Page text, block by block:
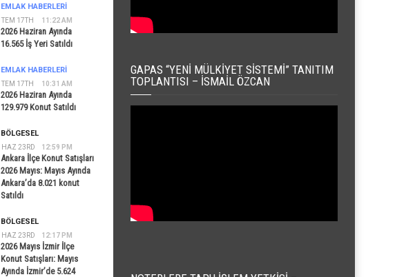
TEM 17TH 11:22 AM
EMLAK HABERLERI
2026 Haziran Ayında
16.565 İş Yeri Satıldı
TEM 17TH 10:31 AM
EMLAK HABERLERI
2026 Haziran Ayında
129.979 Konut Satıldı
HAZ 23RD 12:59 PM
BÖLGESEL
Ankara İlçe Konut Satışları
2026 Mayıs: Mayıs Ayında
Ankara’da 8.021 konut
Satıldı
HAZ 23RD 12:17 PM
BÖLGESEL
2026 Mayıs İzmir İlçe
Konut Satışları: Mayıs
Ayında İzmir’de 5.624
GAPAS “YENI MÜLKIYET SISTEMI” TANITIM
TOPLANTISI – İSMAIL ÖZCAN